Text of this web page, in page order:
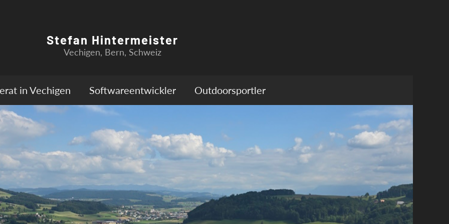
Stefan Hintermeister
Vechigen, Bern, Schweiz
in Vechigen Softwareentwickler Outdoorsportler